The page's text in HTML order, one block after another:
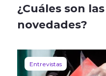
¿Cuáles son
novedades?
Entrevistas